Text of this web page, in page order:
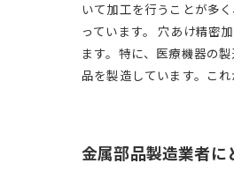
いて加工を行うことが多
っています。 穴あけ精密
ます。特に、医療機器の
品を製造しています。こ
金属部品製造業者に